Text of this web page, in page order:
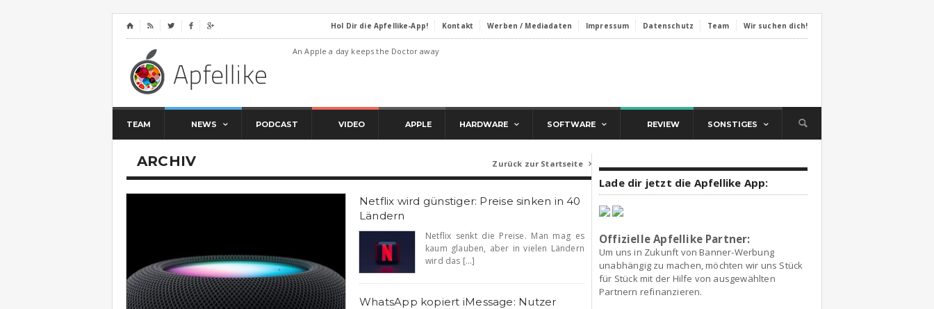
⌂     Hol Dir die Apfellike-App! Kontakt Werben / Mediadaten Impressum Datenschutz Team Wir suchen dich!
An Apple a day keeps the Doctor away
TEAM NEWS PODCAST VIDEO APPLE HARDWARE SOFTWARE REVIEW SONSTIGES
ARCHIV Zurück zur Startseite 
Netflix wird günstiger: Preise sinken in 40
Ländern
Netflix senkt die Preise. Man mag es
kaum glauben, aber in vielen Ländern
wird das [...]
WhatsApp kopiert iMessage: Nutzer
Lade dir jetzt die Apfellike App:
Offizielle Apfellike Partner:
Um uns in Zukunft von Banner-Werbung
unabhängig zu machen, möchten wir uns Stück
für Stück mit der Hilfe von ausgewählten
Partnern refinanzieren.